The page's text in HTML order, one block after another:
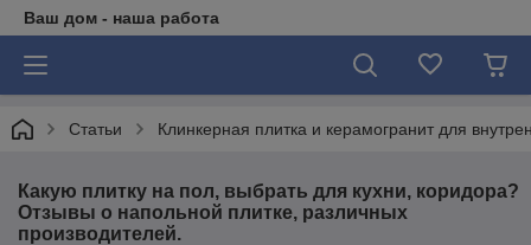
Ваш дом - наша работа
Статьи Клинкерная плитка и керамогранит для
Какую плитку на пол, выбрать для кухни, коридора?
Отзывы о напольной плитке, различных
производителей.